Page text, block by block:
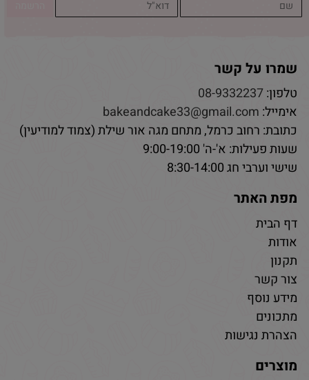
שמרו על קשר
טלפון:08-9332237
אימייל: bakeandcake33@gmail.com
כתובת: רחוב כרמל, מתחם מגה אור שילת (צמוד למודיעין)
שעות פעילות: א'-ה' 9:00-19:00
שישי וערבי חג 8:30-14:00
מפת האתר
דף הבית
אודות
תקנון
צור קשר
מידע נוסף
מתכונים
הצהרת נגישות
מוצרים